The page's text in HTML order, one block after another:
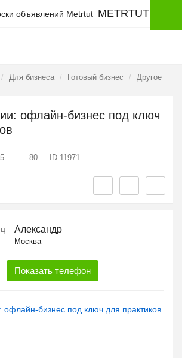
METRTUT
Для бизнеса Готовый бизнес Другое
офлайн-бизнес под ключ
80 ID 11971
Александр
Москва
Показать телефон